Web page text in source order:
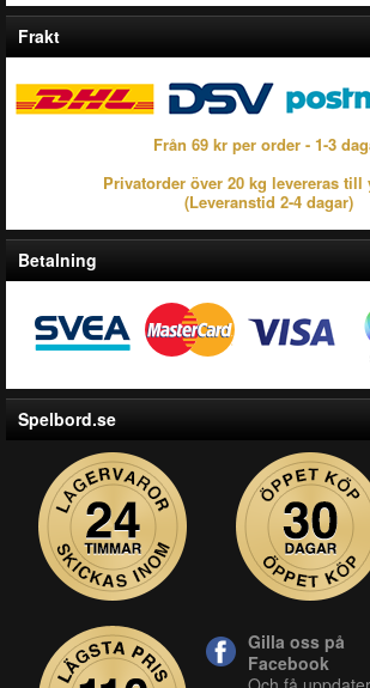
Frakt
Från 69 kr per order - 1-3
Privatorder över 20 kg levereras till
(Leveranstid 2-4 dagar)
Betalning
Spelbord.se
Gilla oss på
Facebook